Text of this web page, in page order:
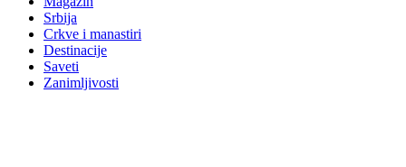
Srbija
Crkve i manastiri
Destinacije
Saveti
Zanimljivosti